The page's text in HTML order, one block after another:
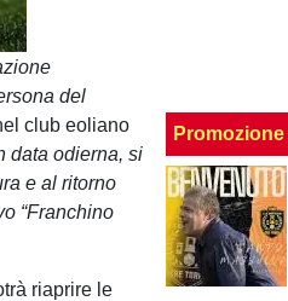
del
club eoliano
data odierna, si
e al ritorno
“Franchino
riaprire le
Promozione